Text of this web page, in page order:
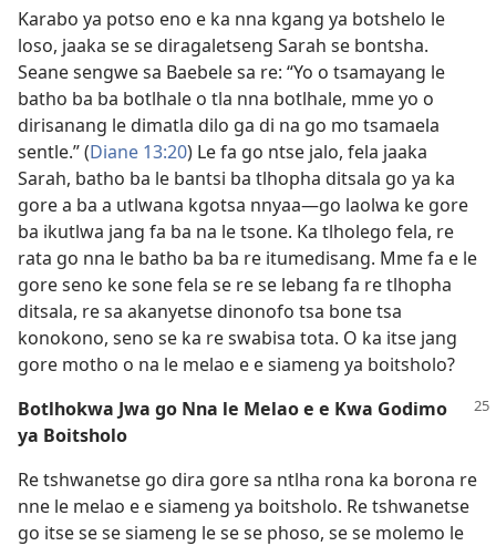
Karabo ya potso eno e ka nna kgang ya botshelo le
loso, jaaka se se diragaletseng Sarah se bontsha.
Seane sengwe sa Baebele sa re: “Yo o tsamayang le
batho ba ba botlhale o tla nna botlhale, mme yo o
dirisanang le dimatla dilo ga di na go mo tsamaela
sentle.” (Diane 13:20) Le fa go ntse jalo, fela jaaka
Sarah, batho ba le bantsi ba tlhopha ditsala go ya ka
gore a ba a utlwana kgotsa nnyaa—go laolwa ke gore
ba ikutlwa jang fa ba na le tsone. Ka tlholego fela, re
rata go nna le batho ba ba re itumedisang. Mme fa e le
gore seno ke sone fela se re se lebang fa re tlhopha
ditsala, re sa akanyetse dinonofo tsa bone tsa
konokono, seno se ka re swabisa tota. O ka itse jang
gore motho o na le melao e e siameng ya boitsholo?
Botlhokwa Jwa go Nna le Melao e e Kwa Godimo
ya Boitsholo
Re tshwanetse go dira gore sa ntlha rona ka borona re
nne le melao e e siameng ya boitsholo. Re tshwanetse
go itse se se siameng le se se phoso, se se molemo le